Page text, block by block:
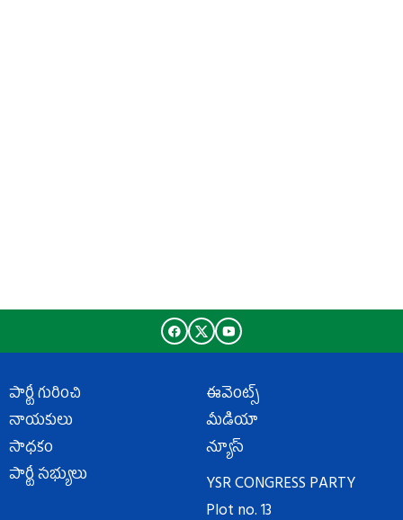
పార్టీ గురించి
నాయకులు
సాధకం
పార్టీ సభ్యులు
ఈవెంట్స్
మీడియా
న్యూస్
YSR CONGRESS PARTY
Plot no. 13